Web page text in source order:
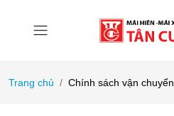
Trang chủ Chính sách vận chuyển